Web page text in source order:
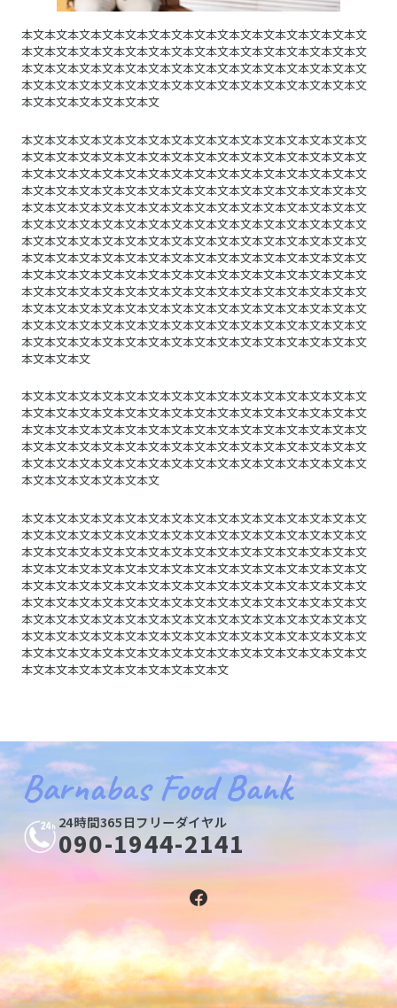
本文本文本文本文本文本文本文本文本文本文本文本文本文本文本文
本文本文本文本文本文本文本文本文本文本文本文本文本文本文本文
本文本文本文本文本文本文本文本文本文本文本文本文本文本文本文
本文本文本文本文本文本文本文本文本文本文本文本文本文本文本文
本文本文本文本文本文本文
本文本文本文本文本文本文本文本文本文本文本文本文本文本文本文
本文本文本文本文本文本文本文本文本文本文本文本文本文本文本文
本文本文本文本文本文本文本文本文本文本文本文本文本文本文本文
本文本文本文本文本文本文本文本文本文本文本文本文本文本文本文
本文本文本文本文本文本文本文本文本文本文本文本文本文本文本文
本文本文本文本文本文本文本文本文本文本文本文本文本文本文本文
本文本文本文本文本文本文本文本文本文本文本文本文本文本文本文
本文本文本文本文本文本文本文本文本文本文本文本文本文本文本文
本文本文本文本文本文本文本文本文本文本文本文本文本文本文本文
本文本文本文本文本文本文本文本文本文本文本文本文本文本文本文
本文本文本文本文本文本文本文本文本文本文本文本文本文本文本文
本文本文本文本文本文本文本文本文本文本文本文本文本文本文本文
本文本文本文本文本文本文本文本文本文本文本文本文本文本文本文
本文本文本文
本文本文本文本文本文本文本文本文本文本文本文本文本文本文本文
本文本文本文本文本文本文本文本文本文本文本文本文本文本文本文
本文本文本文本文本文本文本文本文本文本文本文本文本文本文本文
本文本文本文本文本文本文本文本文本文本文本文本文本文本文本文
本文本文本文本文本文本文本文本文本文本文本文本文本文本文本文
本文本文本文本文本文本文
本文本文本文本文本文本文本文本文本文本文本文本文本文本文本文
本文本文本文本文本文本文本文本文本文本文本文本文本文本文本文
本文本文本文本文本文本文本文本文本文本文本文本文本文本文本文
本文本文本文本文本文本文本文本文本文本文本文本文本文本文本文
本文本文本文本文本文本文本文本文本文本文本文本文本文本文本文
本文本文本文本文本文本文本文本文本文本文本文本文本文本文本文
本文本文本文本文本文本文本文本文本文本文本文本文本文本文本文
本文本文本文本文本文本文本文本文本文本文本文本文本文本文本文
本文本文本文本文本文本文本文本文本文本文本文本文本文本文本文
本文本文本文本文本文本文本文本文本文
Barnabas Food Bank
24時間365日フリーダイヤル
090-1944-2141